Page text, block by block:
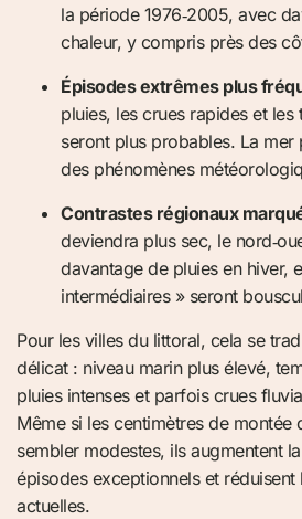
la période 1976‑2005, avec
chaleur, y compris près des
Épisodes extrêmes plus
pluies, les crues rapides et les
seront plus probables. La mer
des phénomènes
Contrastes régionaux
deviendra plus sec, le
davantage de pluies en hiver,
intermédiaires » seront
Pour les villes du littoral, cela se
délicat : niveau marin plus élevé,
pluies intenses et parfois crues
Même si les centimètres de montée
sembler modestes, ils augmentent
épisodes exceptionnels et
actuelles.